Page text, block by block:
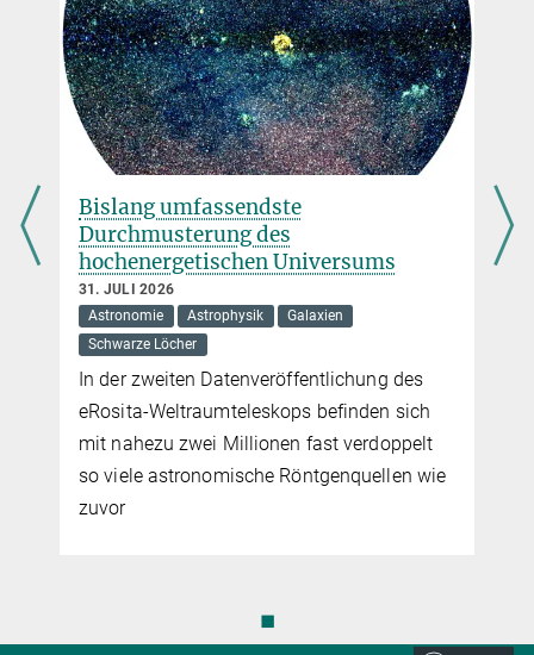
In einem Gedankenexperiment haben Forschende untersucht, wie
es wäre, wenn die Sonne ein winziges schwarzes Loch in ihrem
Zentrum hätte
Bislang umfassendste
Durchmusterung des
hochenergetischen Universums
31. JULI 2026
Astronomie
Astrophysik
Galaxien
Schwarze Löcher
In der zweiten Datenveröffentlichung des
eRosita-Weltraumteleskops befinden sich
mit nahezu zwei Millionen fast verdoppelt
so viele astronomische Röntgenquellen wie
zuvor
◼